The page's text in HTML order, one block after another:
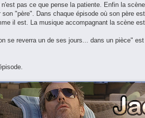
pas ce que pense la patiente. Enfin la
"père". Dans chaque épisode où son père
il est. La musique accompagnant la scène
se reverra un de ses jours... dans un pièce"